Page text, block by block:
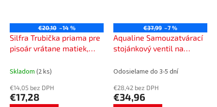
€20,10 –14 %
Silfra Trubička priama pre
pisoár vrátane matiek,
chróm AT92151
Skladom (2 ks)
€14,05 bez DPH
€17,28
€37,99 –7 %
Aqualine Samouzatvárací
stojánkový ventil na
Odosielame do 3-5 dní
€28,42 bez DPH
€34,96